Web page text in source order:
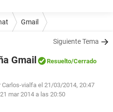
Gmail
Siguiente Tema
Gmail Resuelto/Cerrado
Carlos-vialfa el 21/03/2014, 20:47
21 mar 2014 a las 20:50